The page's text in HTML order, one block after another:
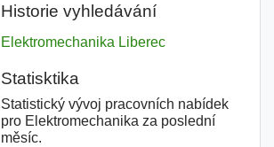
Historie vyhledávání
Elektromechanika Liberec
Statisktika
Statistický vývoj pracovních nabídek
pro Elektromechanika za poslední
měsíc.